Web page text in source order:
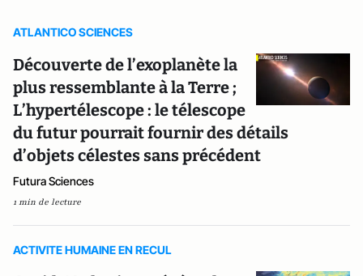
ATLANTICO SCIENCES
Découverte de l’exoplanète la
plus ressemblante à la Terre ;
L’hypertélescope : le télescope
du futur pourrait fournir des détails
d’objets célestes sans précédent
Futura Sciences
1 min de lecture
ACTIVITE HUMAINE EN RECUL